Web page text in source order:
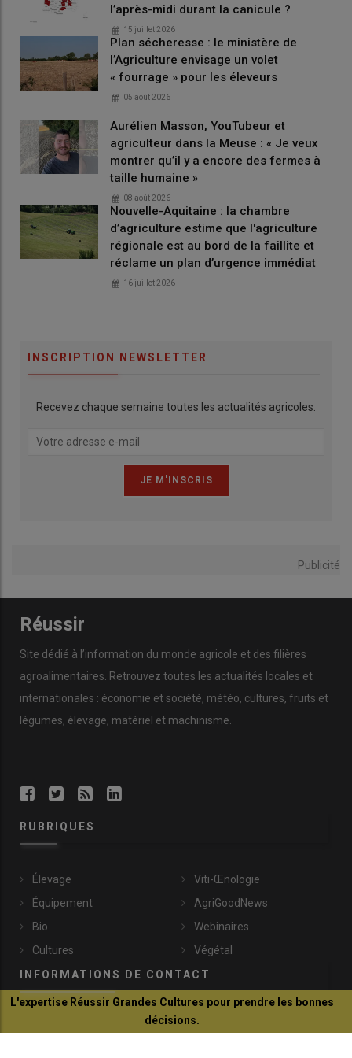
l’après-midi durant la canicule ?
15 juillet 2026
Plan sécheresse : le ministère de
l’Agriculture envisage un volet
« fourrage » pour les éleveurs
05 août 2026
Aurélien Masson, YouTubeur et
agriculteur dans la Meuse : « Je veux
montrer qu’il y a encore des fermes à
taille humaine »
08 août 2026
Nouvelle-Aquitaine : la chambre
d’agriculture estime que l'agriculture
régionale est au bord de la faillite et
réclame un plan d’urgence immédiat
16 juillet 2026
INSCRIPTION NEWSLETTER
Recevez chaque semaine toutes les actualités agricoles.
Publicité
Réussir
Site dédié à l’information du monde agricole et des filières
agroalimentaires. Retrouvez toutes les actualités locales et
internationales : économie et société, météo, cultures, fruits et
légumes, élevage, matériel et machinisme.
RUBRIQUES
Élevage
Équipement
Bio
Cultures
Viti-Œnologie
AgriGoodNews
Webinaires
Végétal
INFORMATIONS DE CONTACT
communication@reussir.fr
L'expertise Réussir Grandes Cultures pour prendre les bonnes
décisions.